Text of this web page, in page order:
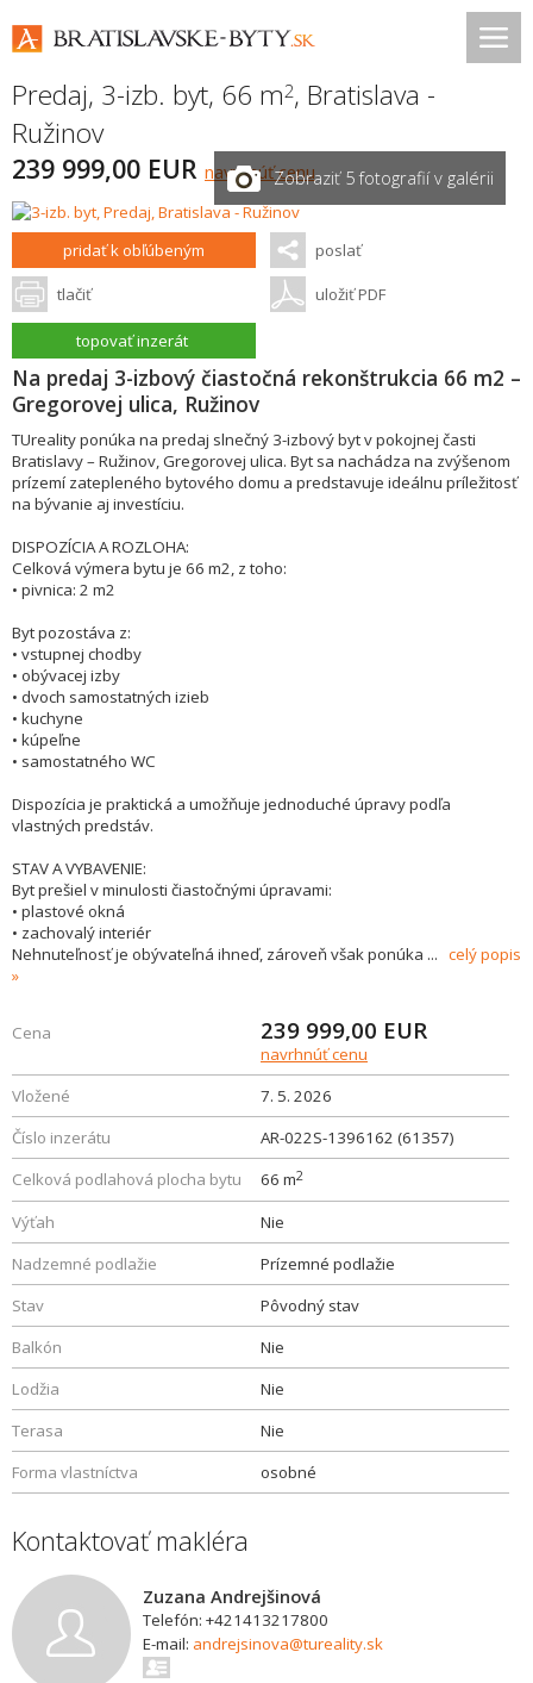
Predaj, 3-izb. byt, 66 m2, Bratislava -
Ružinov
239 999,00 EUR navrhnúť cenuZobraziť 5 fotografií v galérii
pridať k obľúbeným poslať
tlačiť uložiť PDF
topovať inzerát
Na predaj 3-izbový čiastočná rekonštrukcia 66 m2 –
Gregorovej ulica, Ružinov
TUreality ponúka na predaj slnečný 3-izbový byt v pokojnej časti
Bratislavy – Ružinov, Gregorovej ulica. Byt sa nachádza na zvýšenom
prízemí zatepleného bytového domu a predstavuje ideálnu príležitosť
na bývanie aj investíciu.
DISPOZÍCIA A ROZLOHA:
Celková výmera bytu je 66 m2, z toho:
• pivnica: 2 m2
Byt pozostáva z:
• vstupnej chodby
• obývacej izby
• dvoch samostatných izieb
• kuchyne
• kúpeľne
• samostatného WC
Dispozícia je praktická a umožňuje jednoduché úpravy podľa
vlastných predstáv.
STAV A VYBAVENIE:
Byt prešiel v minulosti čiastočnými úpravami:
• plastové okná
• zachovalý interiér
Nehnuteľnosť je obývateľná ihneď, zároveň však ponúka ... celý popis
Cena 239 999,00 EUR
navrhnúť cenu
Vložené
7. 5. 2026
Číslo inzerátu
AR-022S-1396162 (61357)
Celková podlahová plocha bytu
66 m2
Výťah
Nie
Nadzemné podlažie
Prízemné podlažie
Stav
Pôvodný stav
Balkón
Nie
Lodžia
Nie
Terasa
Nie
Forma vlastníctva
osobné
Kontaktovať makléra
Zuzana Andrejšinová
Telefón: +421413217800
E-mail: andrejsinova@tureality.sk